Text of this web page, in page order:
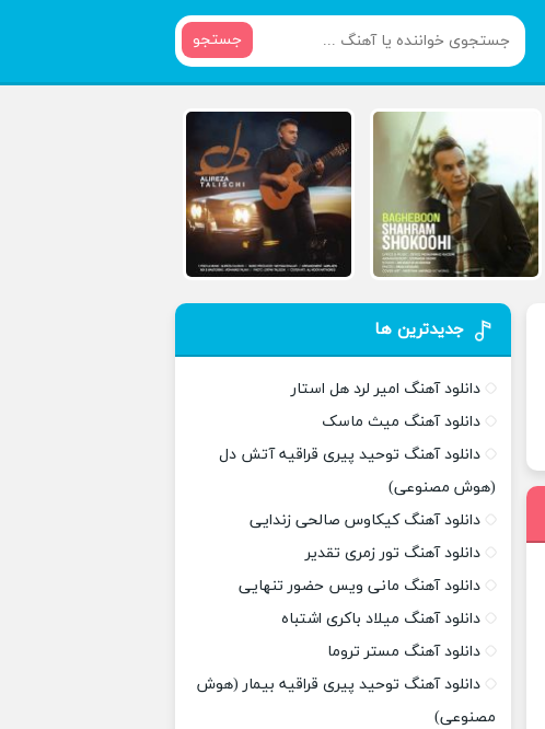
جستجو
جدیدترین ها
دانلود آهنگ امیر لرد هل استار
دانلود آهنگ میث ماسک
دانلود آهنگ توحید پیری قراقیه آتش دل
(هوش مصنوعی)
دانلود آهنگ کیکاوس صالحی زندایی
دانلود آهنگ تور زمری تقدیر
دانلود آهنگ مانی ویس حضور تنهایی
دانلود آهنگ میلاد باکری اشتباه
دانلود آهنگ مستر تروما
دانلود آهنگ توحید پیری قراقیه بیمار (هوش
مصنوعی)